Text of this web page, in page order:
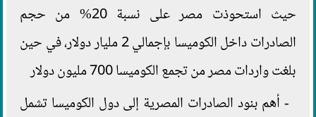
حيث استحوذت مصر على نسبة 20% من حجم
الصادرات داخل الكوميسا بإجمالي 2 مليار دولار، في حين
بلغت واردات مصر من تجمع الكوميسا 700 مليون دولار
- أهم بنود الصادرات المصرية إلى دول الكوميسا تشمل